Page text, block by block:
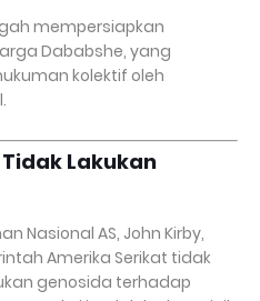
mempersiapkan
Dababshe, yang
kolektif oleh
Lakukan
Nasional AS, John Kirby,
Amerika Serikat tidak
genosida terhadap